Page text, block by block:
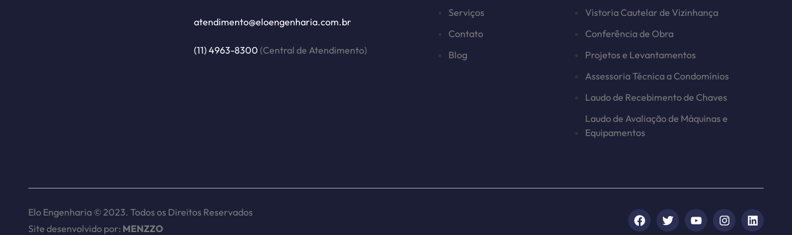
atendimento@eloengenharia.com.br
(11) 4963-8300 (Central de Atendimento)
Serviços
Contato
Blog
Vistoria Cautelar de Vizinhança
Conferência de Obra
Projetos e Levantamentos
Assessoria Técnica a Condomínios
Laudo de Recebimento de Chaves
Laudo de Avaliação de Máquinas e
Equipamentos
Elo Engenharia © 2023. Todos os Direitos Reservados
Site desenvolvido por: MENZZO